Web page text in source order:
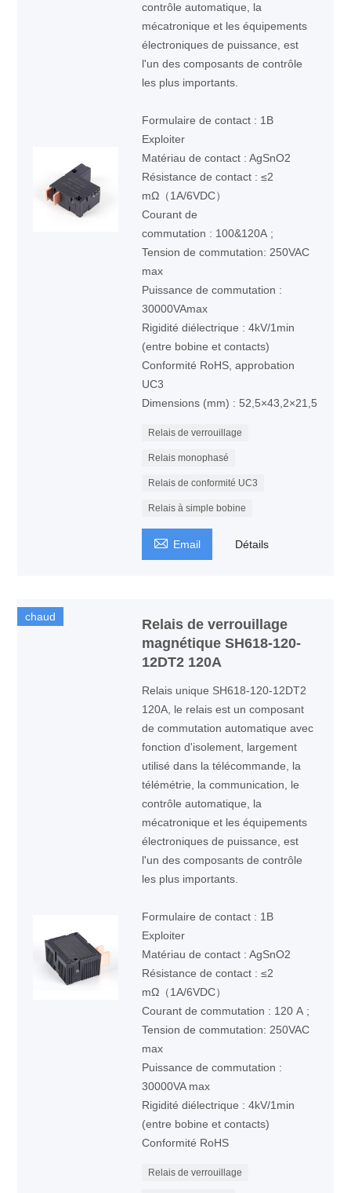
contrôle automatique, la
mécatronique et les équipements
électroniques de puissance, est
l'un des composants de contrôle
les plus importants.
Formulaire de contact : 1B
Exploiter
Matériau de contact : AgSnO2
Résistance de contact : ≤2
mΩ（1A/6VDC）
Courant de
commutation : 100&120A ;
Tension de commutation: 250VAC
max
Puissance de commutation :
30000VAmax
Rigidité diélectrique : 4kV/1min
(entre bobine et contacts)
Conformité RoHS, approbation
UC3
Dimensions (mm) : 52,5×43,2×21,5
Relais de verrouillage
Relais monophasé
Relais de conformité UC3
Relais à simple bobine
 Email Détails
chaud
Relais de verrouillage
magnétique SH618-120-
12DT2 120A
Relais unique SH618-120-12DT2
120A, le relais est un composant
de commutation automatique avec
fonction d'isolement, largement
utilisé dans la télécommande, la
télémétrie, la communication, le
contrôle automatique, la
mécatronique et les équipements
électroniques de puissance, est
l'un des composants de contrôle
les plus importants.
Formulaire de contact : 1B
Exploiter
Matériau de contact : AgSnO2
Résistance de contact : ≤2
mΩ（1A/6VDC）
Courant de commutation : 120 A ;
Tension de commutation: 250VAC
max
Puissance de commutation :
30000VA max
Rigidité diélectrique : 4kV/1min
(entre bobine et contacts)
Conformité RoHS
Relais de verrouillage